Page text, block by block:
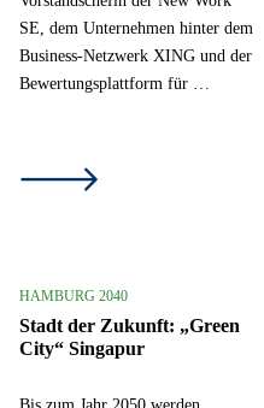
SE, dem Unternehmen hinter dem
Business-Netzwerk XING und der
Bewertungsplattform für …
HAMBURG 2040
Stadt der Zukunft: „Green
City“ Singapur